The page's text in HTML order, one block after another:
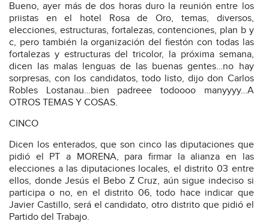
Bueno, ayer más de dos horas duro la reunión entre los
priistas en el hotel Rosa de Oro, temas, diversos,
elecciones, estructuras, fortalezas, contenciones, plan b y
c, pero también la organización del fiestón con todas las
fortalezas y estructuras del tricolor, la próxima semana,
dicen las malas lenguas de las buenas gentes…no hay
sorpresas, con los candidatos, todo listo, dijo don Carlos
Robles Lostanau…bien padreee todoooo manyyyy…A
OTROS TEMAS Y COSAS.
CINCO
Dicen los enterados, que son cinco las diputaciones que
pidió el PT a MORENA, para firmar la alianza en las
elecciones a las diputaciones locales, el distrito 03 entre
ellos, donde Jesús el Bebo Z Cruz, aún sigue indeciso si
participa o no, en el distrito 06, todo hace indicar que
Javier Castillo, será el candidato, otro distrito que pidió el
Partido del Trabajo.